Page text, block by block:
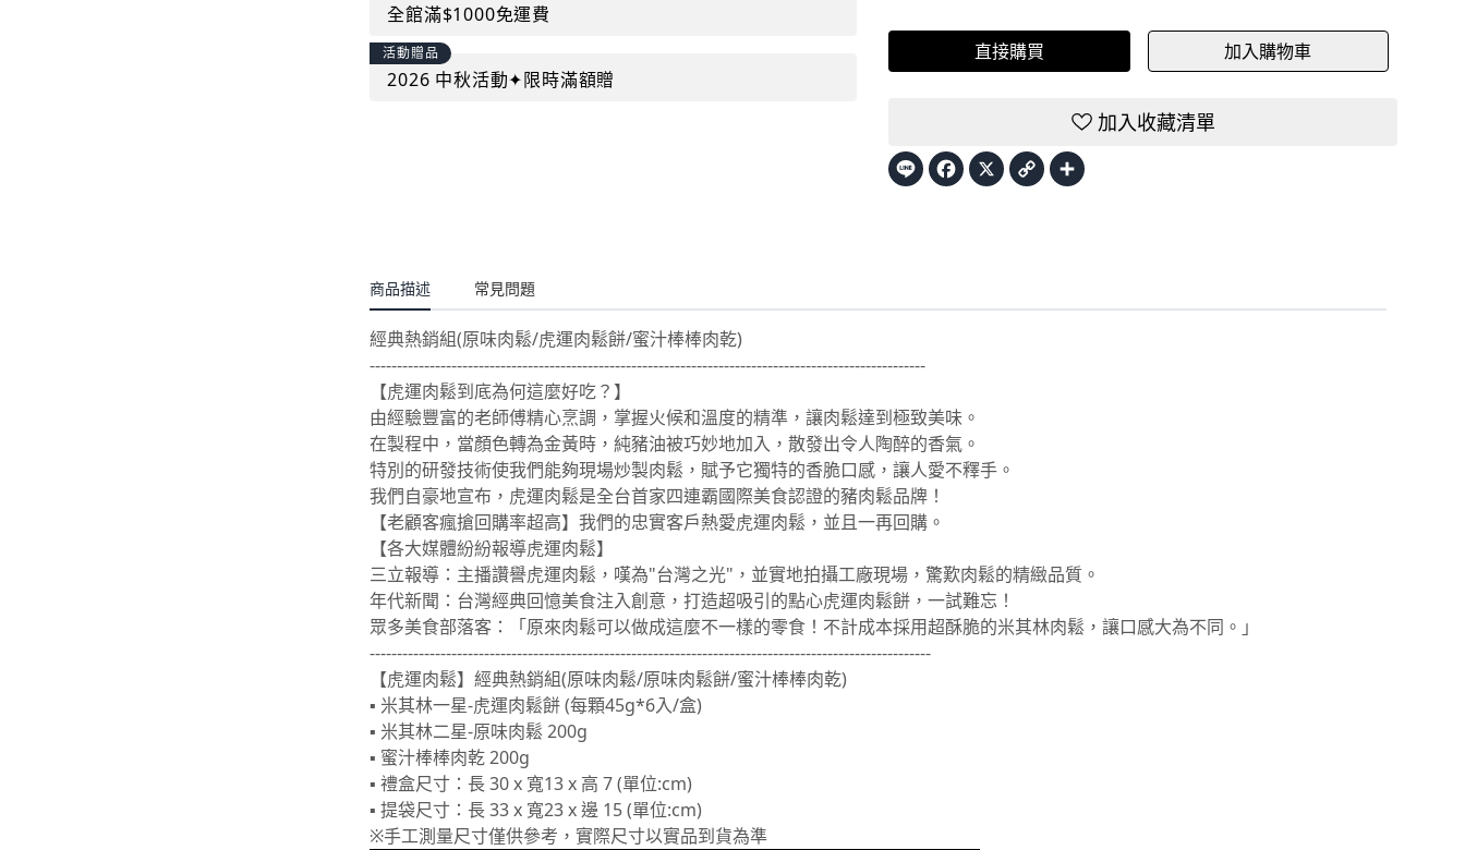
全館滿$1000免運費
活動贈品
2026 中秋活動✦限時滿額贈
直接購買 加入購物車
加入收藏清單
Line Facebook
X Copy
Link
商品描述 常見問題
經典熱銷組(原味肉鬆/虎運肉鬆餅/蜜汁棒棒肉乾)
------------------------------------------------------------------------------------------------------
【虎運肉鬆到底為何這麼好吃？】
由經驗豐富的老師傅精心烹調，掌握火候和溫度的精準，讓肉鬆達到極致美味。
在製程中，當顏色轉為金黃時，純豬油被巧妙地加入，散發出令人陶醉的香氣。
特別的研發技術使我們能夠現場炒製肉鬆，賦予它獨特的香脆口感，讓人愛不釋手。
我們自豪地宣布，虎運肉鬆是全台首家四連霸國際美食認證的豬肉鬆品牌！
【老顧客瘋搶回購率超高】我們的忠實客戶熱愛虎運肉鬆，並且一再回購。
【各大媒體紛紛報導虎運肉鬆】
三立報導：主播讚譽虎運肉鬆，嘆為"台灣之光"，並實地拍攝工廠現場，驚歎肉鬆的精緻品質。
年代新聞：台灣經典回憶美食注入創意，打造超吸引的點心虎運肉鬆餅，一試難忘！
眾多美食部落客：「原來肉鬆可以做成這麼不一樣的零食！不計成本採用超酥脆的米其林肉鬆，讓口感大為不同。」
-------------------------------------------------------------------------------------------------------
【虎運肉鬆】經典熱銷組(原味肉鬆/原味肉鬆餅/蜜汁棒棒肉乾)
▪ 米其林一星-虎運肉鬆餅 (每顆45g*6入/盒)
▪ 米其林二星-原味肉鬆 200g
▪ 蜜汁棒棒肉乾 200g
▪ 禮盒尺寸：長 30 x 寬13 x 高 7 (單位:cm)
▪ 提袋尺寸：長 33 x 寬23 x 邊 15 (單位:cm)
※手工測量尺寸僅供參考，實際尺寸以實品到貨為準